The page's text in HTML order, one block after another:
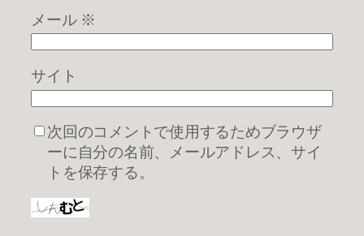
メール ※
サイト
次回のコメントで使用するためブラウザ
ーに自分の名前、メールアドレス、サイ
トを保存する。